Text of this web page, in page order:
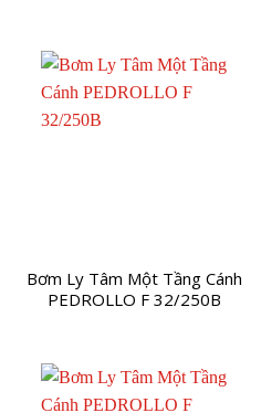
Bơm Ly Tâm Một Tầng Cánh
PEDROLLO F 32/250B